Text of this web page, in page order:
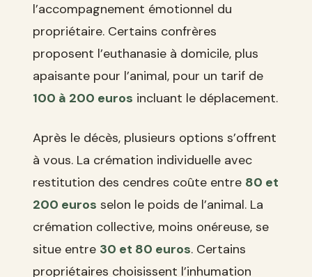
l’accompagnement émotionnel du
propriétaire. Certains confrères
proposent l’euthanasie à domicile, plus
apaisante pour l’animal, pour un tarif de
100 à 200 euros incluant le déplacement.
Après le décès, plusieurs options s’offrent
à vous. La crémation individuelle avec
restitution des cendres coûte entre 80 et
200 euros selon le poids de l’animal. La
crémation collective, moins onéreuse, se
situe entre 30 et 80 euros. Certains
propriétaires choisissent l’inhumation